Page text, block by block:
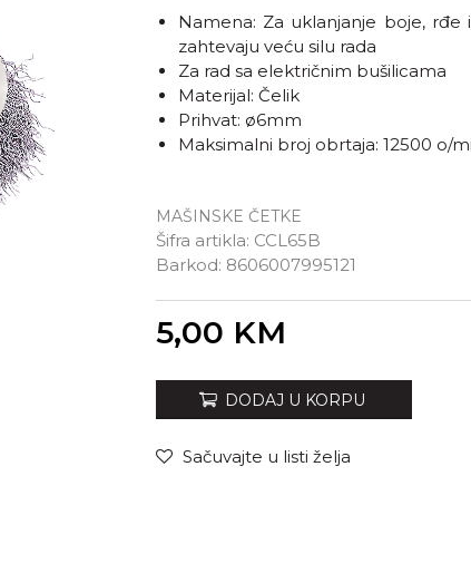
MAŠINSKE ČETKE
Šifra artikla: CCL65B
Barkod: 8606007995121
Namena: Za uklanjanje boje,
zahtevaju veću silu rada
Za rad sa električnim bušilicama
Materijal: Čelik
Prihvat: ø6mm
Maksimalni broj obrtaja: 12500 o/
5,00 KM
DODAJ U KORPU
Sačuvajte u listi želja